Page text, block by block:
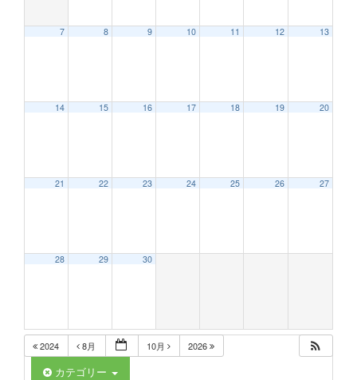
7 8 9 10 11 12 13
14 15 16 17 18 19 20
21 22 23 24 25 26 27
28 29 30
2024 8月 10月 2026
カテゴリー